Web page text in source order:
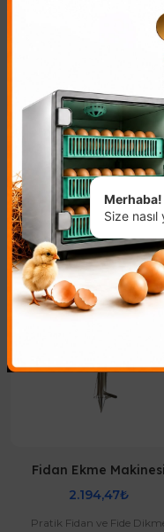
Benzer Ürünler
Fidan Ekme Makinesi
2.194,47₺
Pratik Fidan ve Fide
Merhaba!
Size nasıl